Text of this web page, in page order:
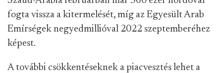
fogta vissza a kitermelését, míg az Egyesült Arab
Emírségek negyedmillióval 2022 szeptemberéhez
képest.
A további csökkentéseknek a piacvesztés lehet a